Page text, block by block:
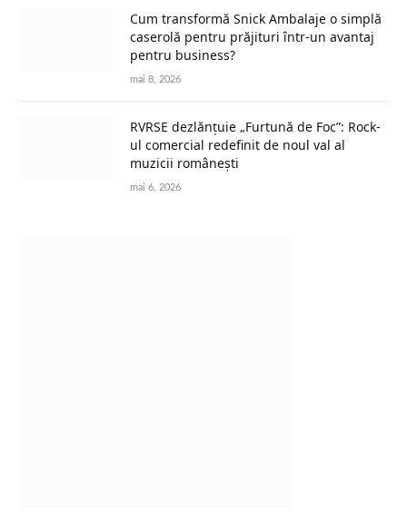
Cum transformă Snick Ambalaje o simplă
caserolă pentru prăjituri într-un avantaj
pentru business?
mai 8, 2026
RVRSE dezlănțuie „Furtună de Foc”: Rock-
ul comercial redefinit de noul val al
muzicii românești
mai 6, 2026